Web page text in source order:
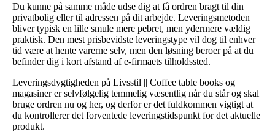
Du kunne på samme måde udse dig at få ordren bragt til din
privatbolig eller til adressen på dit arbejde. Leveringsmetoden
bliver typisk en lille smule mere pebret, men ydermere vældig
praktisk. Den mest prisbevidste leveringstype vil dog til enhver
tid være at hente varerne selv, men den løsning beroer på at du
befinder dig i kort afstand af e-firmaets tilholdssted.
Leveringsdygtigheden på Livsstil || Coffee table books og
magasiner er selvfølgelig temmelig væsentlig når du står og skal
bruge ordren nu og her, og derfor er det fuldkommen vigtigt at
du kontrollerer det forventede leveringstidspunkt for det aktuelle
produkt.